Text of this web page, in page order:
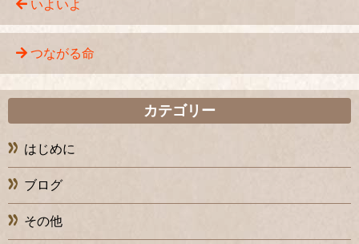
いよいよ
つながる命
カテゴリー
はじめに
ブログ
その他